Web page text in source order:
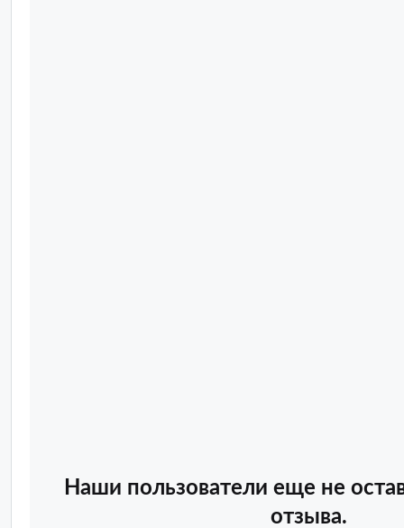
Наши пользователи еще не
отзыва.